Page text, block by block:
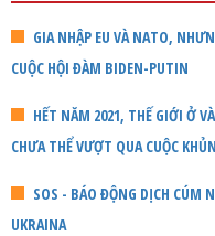
GIA NHẬP EU VÀ NATO,
CUỘC HỘI ĐÀM BIDEN-PUTIN
HẾT NĂM 2021, THẾ GIỚI Ở
CHƯA THỂ VƯỢT QUA CUỘC
SOS - BÁO ĐỘNG DỊCH CÚM
UKRAINA